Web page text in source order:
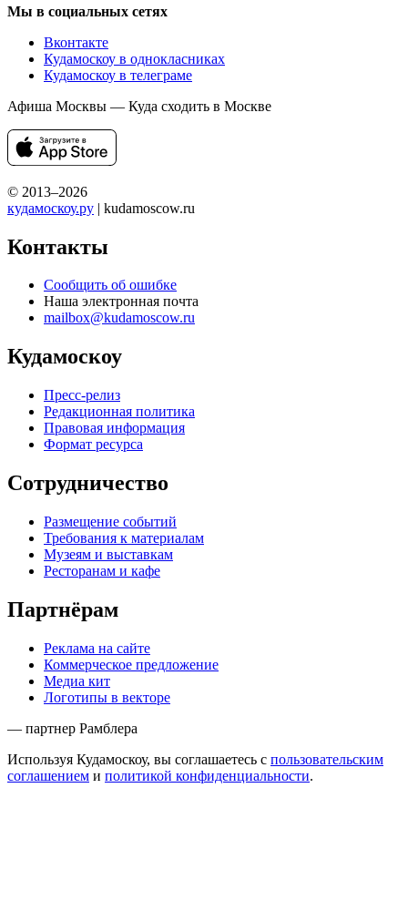
Мы в социальных сетях
Вконтакте
Кудамоскоу в однокласниках
Кудамоскоу в телеграме
Афиша Москвы — Куда сходить в Москве
© 2013–2026
кудамоскоу.ру | kudamoscow.ru
Контакты
Сообщить об ошибке
Наша электронная почта
mailbox@kudamoscow.ru
Кудамоскоу
Пресс-релиз
Редакционная политика
Правовая информация
Формат ресурса
Сотрудничество
Размещение событий
Требования к материалам
Музеям и выставкам
Ресторанам и кафе
Партнёрам
Реклама на сайте
Коммерческое предложение
Медиа кит
Логотипы в векторе
— партнер Рамблера
Используя Кудамоскоу, вы соглашаетесь с пользовательским
соглашением и политикой конфиденциальности.